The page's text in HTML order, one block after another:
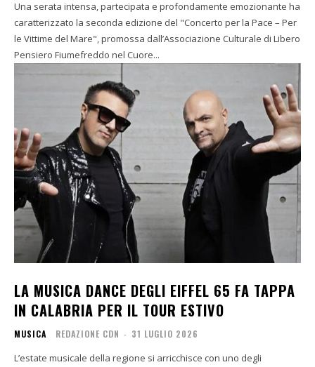
Una serata intensa, partecipata e profondamente emozionante ha
caratterizzato la seconda edizione del "Concerto per la Pace – Per
le Vittime del Mare", promossa dall’Associazione Culturale di Libero
Pensiero Fiumefreddo nel Cuore...
LA MUSICA DANCE DEGLI EIFFEL 65 FA TAPPA
IN CALABRIA PER IL TOUR ESTIVO
MUSICA REDAZIONE CDN - 31 LUGLIO 2026
L’estate musicale della regione si arricchisce con uno degli